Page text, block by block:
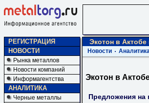
РЕГИСТРАЦИЯ
НОВОСТИ
Рынка металлов
Новости компаний
Информагентства
АНАЛИТИКА
Черные металлы
Экотон в Актобе
Новости
Экотон в
Предложения на